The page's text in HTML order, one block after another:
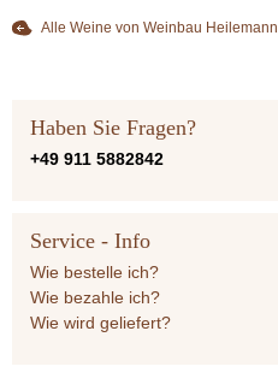
Alle Weine von Weinbau Heilemann
Haben Sie Fragen?
+49 911 5882842
Service - Info
Wie bestelle ich?
Wie bezahle ich?
Wie wird geliefert?